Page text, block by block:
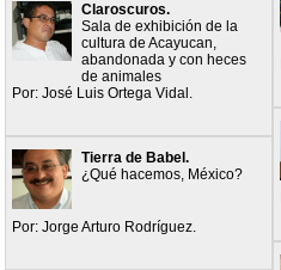
Claroscuros.
Sala de exhibición de la
cultura de Acayucan,
abandonada y con heces
de animales
Por: José Luis Ortega Vidal.
Tierra de Babel.
¿Qué hacemos, México?
Por: Jorge Arturo Rodríguez.